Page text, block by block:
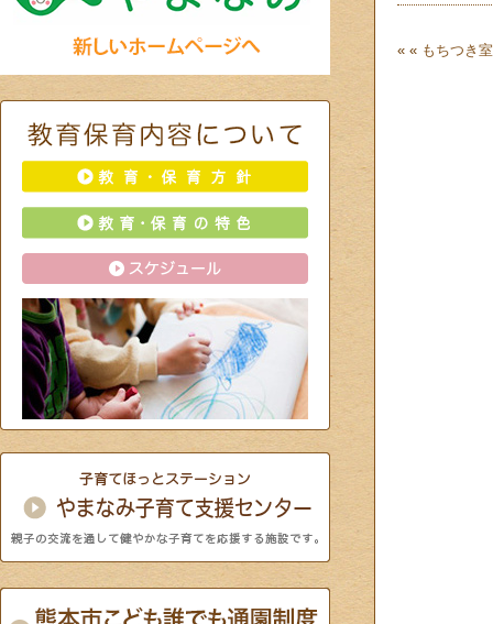
« « もちつき